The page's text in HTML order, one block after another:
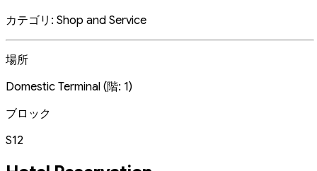
カテゴリ: Shop and Service
場所
Domestic Terminal (階: 1)
ブロック
S12